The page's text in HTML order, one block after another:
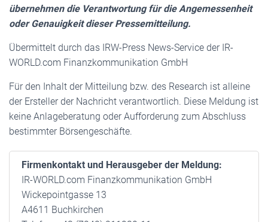
übernehmen die Verantwortung für die Angemessenheit
oder Genauigkeit dieser Pressemitteilung.
Übermittelt durch das IRW-Press News-Service der IR-
WORLD.com Finanzkommunikation GmbH
Für den Inhalt der Mitteilung bzw. des Research ist alleine
der Ersteller der Nachricht verantwortlich. Diese Meldung ist
keine Anlageberatung oder Aufforderung zum Abschluss
bestimmter Börsengeschäfte.
Firmenkontakt und Herausgeber der Meldung:
IR-WORLD.com Finanzkommunikation GmbH
Wickepointgasse 13
A4611 Buchkirchen